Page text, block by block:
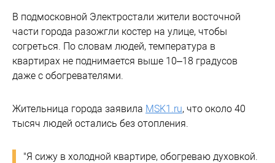
В подмосковной Электростали жители восточной
части города разожгли костер на улице, чтобы
согреться. По словам людей, температура в
квартирах не поднимается выше 10–18 градусов
даже с обогревателями.
Жительница города заявила MSK1.ru, что около 40
тысяч людей остались без отопления.
"Я сижу в холодной квартире, обогреваю духовкой.